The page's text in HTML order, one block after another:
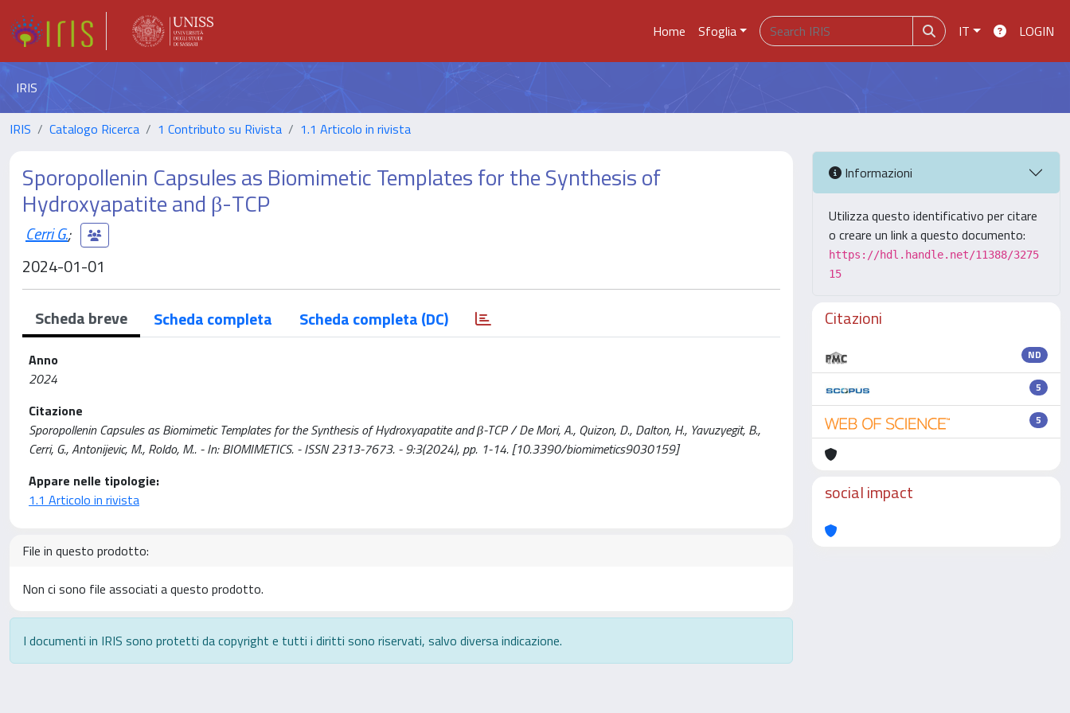
Home Sfoglia IT LOGIN
IRIS
IRIS Catalogo Ricerca 1 Contributo su Rivista 1.1 Articolo in rivista
Sporopollenin Capsules as Biomimetic Templates for the Synthesis of
Hydroxyapatite and β-TCP
Cerri G.;
2024-01-01
Scheda breve Scheda completa Scheda completa (DC)
Anno
2024
Citazione
Sporopollenin Capsules as Biomimetic Templates for the Synthesis of Hydroxyapatite and β-TCP / De Mori, A., Quizon, D., Dalton, H., Yavuzyegit, B.,
Cerri, G., Antonijevic, M., Roldo, M.. - In: BIOMIMETICS. - ISSN 2313-7673. - 9:3(2024), pp. 1-14. [10.3390/biomimetics9030159]
Appare nelle tipologie:
1.1 Articolo in rivista
File in questo prodotto:
Non ci sono file associati a questo prodotto.
I documenti in IRIS sono protetti da copyright e tutti i diritti sono riservati, salvo diversa indicazione.
Informazioni
Utilizza questo identificativo per citare
o creare un link a questo documento:
https://hdl.handle.net/11388/3275
15
Citazioni
ND
5
5
social impact